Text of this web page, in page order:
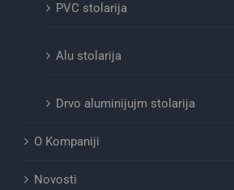
PVC stolarija
Alu stolarija
Drvo aluminijujm stolarija
O Kompaniji
Novosti